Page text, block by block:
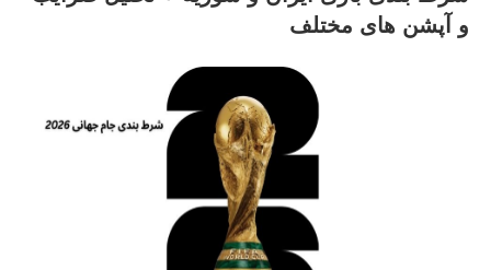
و آپشن های مختلف